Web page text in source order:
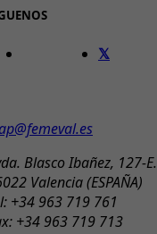
Blasco Ibañez, 127-E.
Valencia (ESPAÑA)
+34 963 719 761
+34 963 719 713